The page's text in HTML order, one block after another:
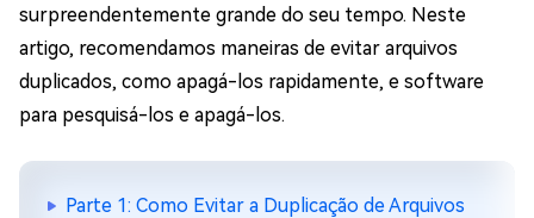
surpreendentemente grande do seu tempo. Neste
artigo, recomendamos maneiras de evitar arquivos
duplicados, como apagá-los rapidamente, e software
para pesquisá-los e apagá-los.
Parte 1: Como Evitar a Duplicação de Arquivos